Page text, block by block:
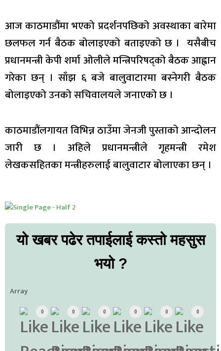
आज काठमाडौंमा भएको प्रदर्शनपछिको अवस्थाका बारेमा
छलफल गर्न बैठक बोलाइएको बताइएको छ । यसैबीच
प्रधानमन्त्री केपी शर्मा ओलीले मन्त्रिपरिषद्को बैठक आह्वान
गरेका छन् । साँझ ६ बजे बालुवाटारमा बस्नेगरी बैठक
बोलाइएको उनको सचिवालयले जनाएको छ ।
काठमाडौंलगायत विभिन्न ठाउँमा जेनजी पुस्ताको आन्दोलन
जारी छ । अहिले प्रधानमन्त्रीले गृहमन्त्री रमेश
लेखकसहितका मन्त्रीहरुलाई बालुवाटार बोलाएका छन् ।
यो खबर पढेर तपाईलाई कस्तो महसुस
भयो ?
Array
0 0 0 0 0 0